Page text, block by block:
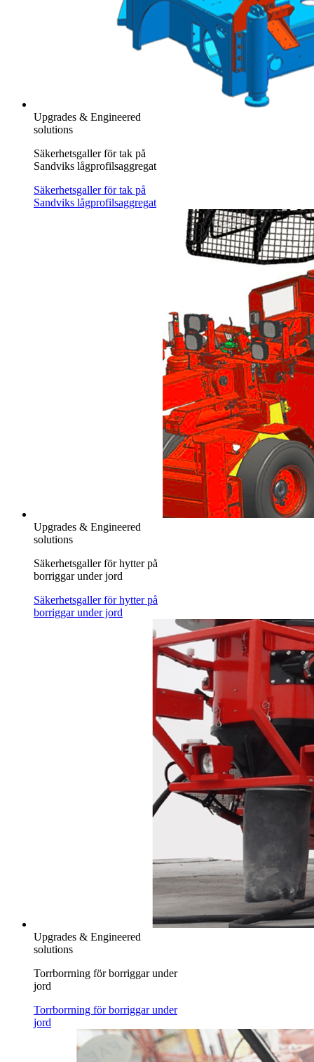
Upgrades & Engineered
solutions
Säkerhetsgaller för tak på
Sandviks lågprofilsaggregat
Säkerhetsgaller för tak på
Sandviks lågprofilsaggregat
Upgrades & Engineered
solutions
Säkerhetsgaller för hytter på
borriggar under jord
Säkerhetsgaller för hytter på
borriggar under jord
Upgrades & Engineered
solutions
Torrborrning för borriggar under
jord
Torrborrning för borriggar under
jord